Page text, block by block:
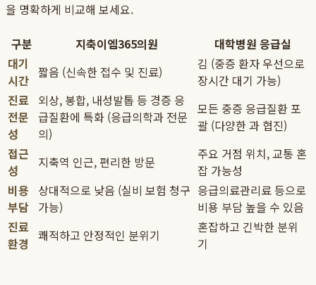
을 명확하게 비교해 보세요.
구분 지축이엠365의원
대학병원 응급실
대기
시간 짧음 (신속한 접수 및 진료)
김 (중증 환자 우선으로
장시간 대기 가능)
진료
전문
성
외상, 봉합, 내성발톱 등 경증 응
급질환에 특화 (응급의학과 전문
의)
모든 중증 응급질환 포
괄 (다양한 과 협진)
접근
성
지축역 인근, 편리한 방문
주요 거점 위치, 교통 혼
잡 가능성
비용
부담
상대적으로 낮음 (실비 보험 청구
가능)
응급의료관리료 등으로
비용 부담 높을 수 있음
진료
환경
쾌적하고 안정적인 분위기
혼잡하고 긴박한 분위
기